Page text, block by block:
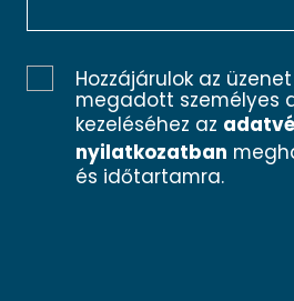
Hozzájárulok az
megadott személyes
kezeléséhez az
nyilatkozatban
és időtartamra.